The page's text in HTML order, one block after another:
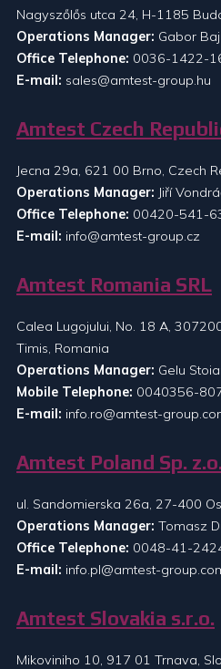
Nagyszőlős utca 24, H-1185
Operations Manager: Gabor
Office Telephone: 0036-1422-
E-mail: sales@amtest-group.hu
Amtest Czech
Jecna 29a, 621 00 Brno, Czech
Operations Manager: Jiří
Office Telephone: 00420-541-
E-mail: info@amtest-group.cz
Amtest Romania SRL
Calea Lugojului, No. 18 A,
Timis, Romania
Operations Manager: Gelu
Mobile Telephone: 0040356-
E-mail: info.ro@amtest-
Amtest Poland Sp.
ul. Sandomierska 26a, 27-400
Operations Manager: Tomasz
Office Telephone: 0048-41-
E-mail: info.pl@amtest-
Amtest Slovakia s.r.o.
Mikoviniho 10, 917 01 Trnava,